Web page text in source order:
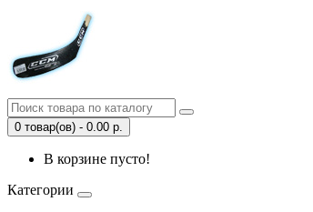
0 товар(ов) - 0.00 р.
В корзине пусто!
Категории